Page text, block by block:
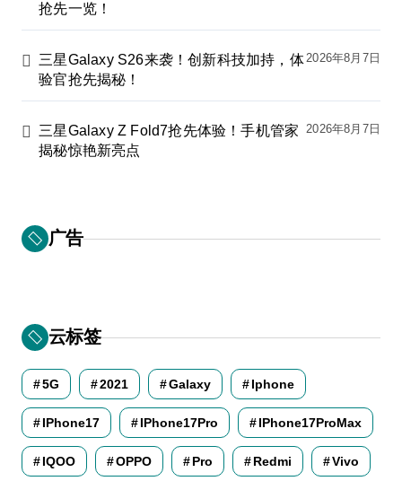
抢先一览！
三星Galaxy S26来袭！创新科技加持，体
验官抢先揭秘！
2026年8月7日
三星Galaxy Z Fold7抢先体验！手机管家
揭秘惊艳新亮点
2026年8月7日
广告
云标签
5G 2021 Galaxy Iphone
IPhone17 IPhone17Pro IPhone17ProMax
IQOO OPPO Pro Redmi Vivo